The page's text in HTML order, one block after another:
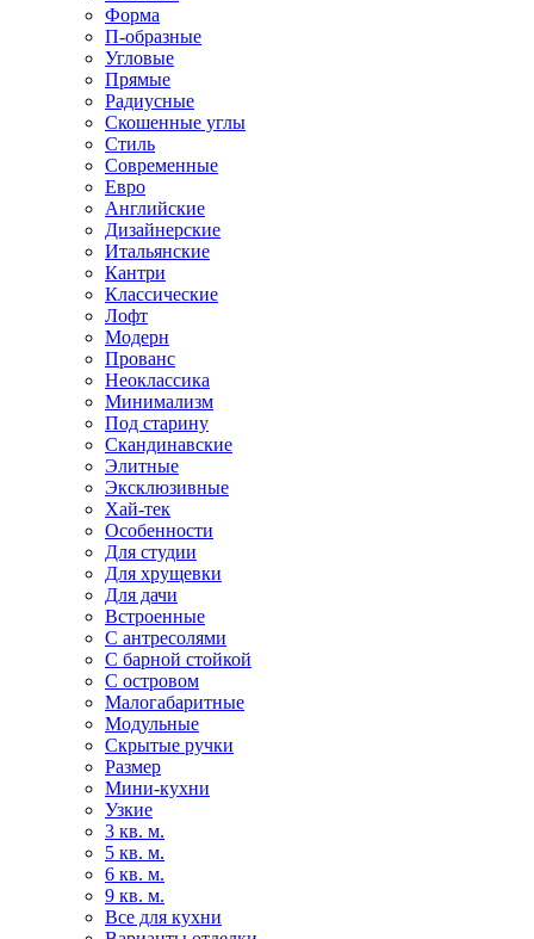
Форма
П-образные
Угловые
Прямые
Радиусные
Скошенные углы
Стиль
Современные
Евро
Английские
Дизайнерские
Итальянские
Кантри
Классические
Лофт
Модерн
Прованс
Неоклассика
Минимализм
Под старину
Скандинавские
Элитные
Эксклюзивные
Хай-тек
Особенности
Для студии
Для хрущевки
Для дачи
Встроенные
С антресолями
С барной стойкой
С островом
Малогабаритные
Модульные
Скрытые ручки
Размер
Мини-кухни
Узкие
3 кв. м.
5 кв. м.
6 кв. м.
9 кв. м.
Все для кухни